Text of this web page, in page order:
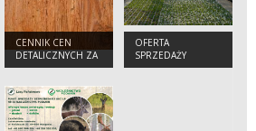
CENNIK CEN
DETALICZNYCH ZA
DREWNO I
OZDOBNE
OFERTA
SPRZEDAŻY
SADZONEK